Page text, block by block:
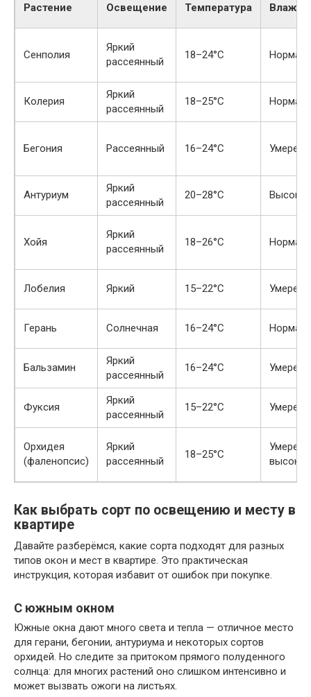
Растение Освещение Температура
Сенполия
Яркий
рассеянный
18–24°C
Колерия
Яркий
рассеянный
18–25°C
Бегония Рассеянный 16–24°C
Антуриум
Яркий
рассеянный
20–28°C Высокая
Хойя
Яркий
рассеянный
18–26°C
Лобелия Яркий 15–22°C
Герань Солнечная 16–24°C
Бальзамин
Яркий
рассеянный
16–24°C
Фуксия
Яркий
рассеянный
15–22°C
Орхидея
(фаленопсис)
Яркий
рассеянный
18–25°C
высокая
Как выбрать сорт по освещению и месту в
квартире
Давайте разберёмся, какие сорта подходят для разных
типов окон и мест в квартире. Это практическая
инструкция, которая избавит от ошибок при покупке.
С южным окном
Южные окна дают много света и тепла — отличное место
для герани, бегонии, антуриума и некоторых сортов
орхидей. Но следите за притоком прямого полуденного
солнца: для многих растений оно слишком интенсивно и
может вызвать ожоги на листьях.